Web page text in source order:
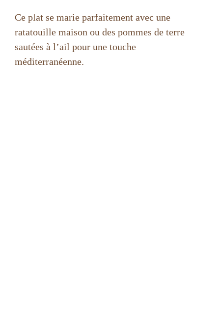
Ce plat se marie parfaitement avec une
ratatouille maison ou des pommes de terre
sautées à l’ail pour une touche
méditerranéenne.